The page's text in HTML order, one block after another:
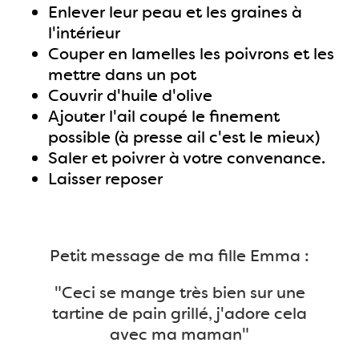
Enlever leur peau et les graines à
l'intérieur
Couper en lamelles les poivrons et les
mettre dans un pot
Couvrir d'huile d'olive
Ajouter l'ail coupé le finement
possible (à presse ail c'est le mieux)
Saler et poivrer à votre convenance.
Laisser reposer
Petit message de ma fille Emma :
"Ceci se mange très bien sur une
tartine de pain grillé, j'adore cela
avec ma maman"